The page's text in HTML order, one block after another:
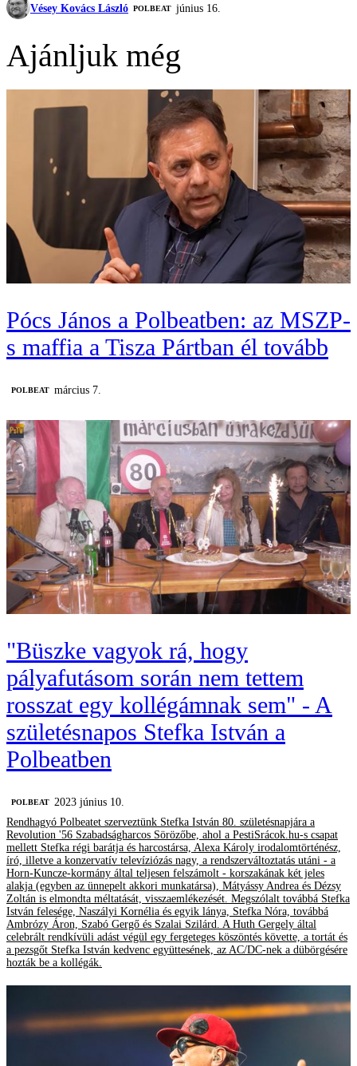
Vésey Kovács László ‎POLBEAT június 16.
Ajánljuk még
Pócs János a Polbeatben: az MSZP-
s maffia a Tisza Pártban él tovább
‎POLBEAT március 7.
"Büszke vagyok rá, hogy
pályafutásom során nem tettem
rosszat egy kollégámnak sem" - A
születésnapos Stefka István a
Polbeatben
‎POLBEAT 2023 június 10.
Rendhagyó Polbeatet szerveztünk Stefka István 80. születésnapjára a
Revolution '56 Szabadságharcos Sörözőbe, ahol a PestiSrácok.hu-s csapat
mellett Stefka régi barátja és harcostársa, Alexa Károly irodalomtörténész,
író, illetve a konzervatív televíziózás nagy, a rendszerváltoztatás utáni - a
Horn-Kuncze-kormány által teljesen felszámolt - korszakának két jeles
alakja (egyben az ünnepelt akkori munkatársa), Mátyássy Andrea és Dézsy
Zoltán is elmondta méltatását, visszaemlékezését. Megszólalt továbbá Stefka
István felesége, Naszályi Kornélia és egyik lánya, Stefka Nóra, továbbá
Ambrózy Áron, Szabó Gergő és Szalai Szilárd. A Huth Gergely által
celebrált rendkívüli adást végül egy fergeteges köszöntés követte, a tortát és
a pezsgőt Stefka István kedvenc együttesének, az AC/DC-nek a dübörgésére
hozták be a kollégák.